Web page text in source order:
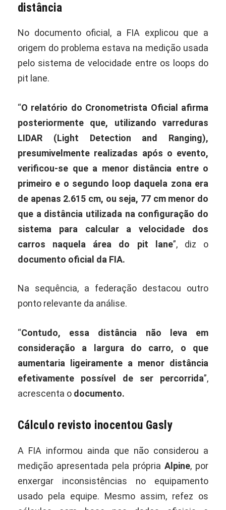
distância
No documento oficial, a FIA explicou que a
origem do problema estava na medição usada
pelo sistema de velocidade entre os loops do
pit lane.
“O relatório do Cronometrista Oficial afirma
posteriormente que, utilizando varreduras
LIDAR (Light Detection and Ranging),
presumivelmente realizadas após o evento,
verificou-se que a menor distância entre o
primeiro e o segundo loop daquela zona era
de apenas 2.615 cm, ou seja, 77 cm menor do
que a distância utilizada na configuração do
sistema para calcular a velocidade dos
carros naquela área do pit lane”, diz o
documento oficial da FIA.
Na sequência, a federação destacou outro
ponto relevante da análise.
“Contudo, essa distância não leva em
consideração a largura do carro, o que
aumentaria ligeiramente a menor distância
efetivamente possível de ser percorrida”,
acrescenta o documento.
Cálculo revisto inocentou Gasly
A FIA informou ainda que não considerou a
medição apresentada pela própria Alpine, por
enxergar inconsistências no equipamento
usado pela equipe. Mesmo assim, refez os